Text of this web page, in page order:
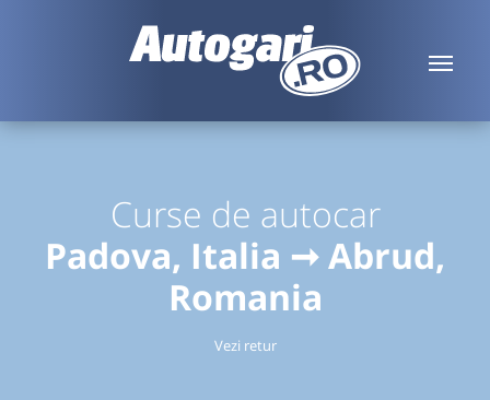
Curse de autocar
Padova, Italia ➞ Abrud,
Romania
Vezi retur